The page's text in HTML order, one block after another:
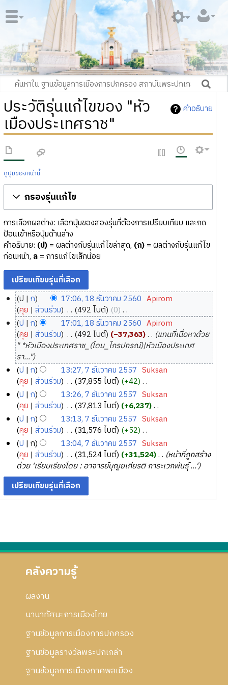
คำอธิบาย
ประวัติรุ่นแก้ไขของ "หัว
เมืองประเทศราช"
ดูปูมของหน้านี้
กรองรุ่นแก้ไข
การเลือกผลต่าง: เลือกปุ่มของสองรุ่นที่ต้องการเปรียบเทียบ และกด
ป้อนเข้าหรือปุ่มด้านล่าง
คำอธิบาย: (ป)= ผลต่างกับรุ่นแก้ไขล่าสุด, (ก)= ผลต่างกับรุ่นแก้ไข
ก่อนหน้า, ล= การแก้ไขเล็กน้อย
8
า
ม
5
0
ป ก 17:06, 18 ธันวาคม 2560 Apirom
คุย ส่วนร่วม ‎ 492 ไบต์ 0 ‎
ไ
ม่
มี
ค
ว
า
ม
ย่
อ
ก
า
ร
แ
ก้
ไ
ข
ป ก 17:01, 18 ธันวาคม 2560 Apirom
คุย ส่วนร่วม ‎ 492 ไบต์ −37,363 ‎
แทนที่เนื้อหาด้วย
" *หัวเมืองประเทศราช_(โดม_ไกรปกรณ์)|หัวเมืองประเทศ
รา..."
ธั
ว
ค
5
7
ป ก 13:27, 7 ธันวาคม 2557 Suksan
คุย ส่วนร่วม ‎ 37,855 ไบต์ +42 ‎
ไ
ม่
มี
ค
ว
า
ม
ย่
อ
ก
ไ
ป ก 13:26, 7 ธันวาคม 2557 Suksan
คุย ส่วนร่วม ‎ 37,813 ไบต์ +6,237 ‎
ไ
ม่
มี
ค
ว
า
ม
ย่
ร
แ
ป ก 13:13, 7 ธันวาคม 2557 Suksan
คุย ส่วนร่วม ‎ 31,576 ไบต์ +52 ‎
ไ
ม่
มี
ค
ว
า
ก
า
ป ก 13:04, 7 ธันวาคม 2557 Suksan
คุย ส่วนร่วม ‎ 31,524 ไบต์ +31,524 ‎
หน้าที่ถูกสร้าง
ด้วย 'เรียบเรียงโดย : อาจารย์บุญยเกียรติ การะเวกพันธุ์ ...'
คลังความรู้
ผลงาน
นานาทัศนะการเมืองไทย
ฐานข้อมูลการเมืองการปกครอง
ฐานข้อมูลรางวัลพระปกเกล้า
ฐานข้อมูลการเมืองภาคพลเมือง